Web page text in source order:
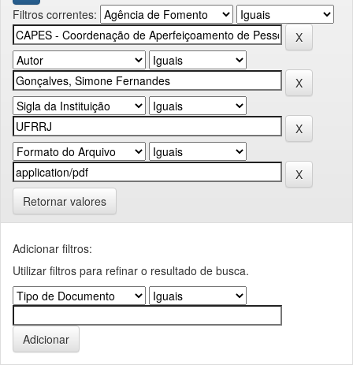
Filtros correntes:
Retornar valores
Adicionar filtros:
Utilizar filtros para refinar o resultado de busca.